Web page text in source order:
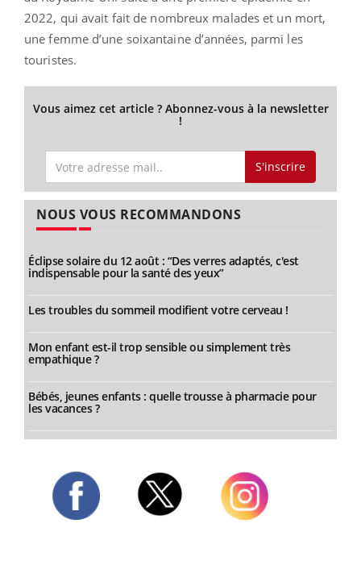
2022, qui avait fait de nombreux malades et un mort,
une femme d’une soixantaine d’années, parmi les
touristes.
Vous aimez cet article ? Abonnez-vous à la newsletter
!
S'inscrire
NOUS VOUS RECOMMANDONS
Éclipse solaire du 12 août : “Des verres adaptés, c'est
indispensable pour la santé des yeux”
Les troubles du sommeil modifient votre cerveau !
Mon enfant est-il trop sensible ou simplement très
empathique ?
Bébés, jeunes enfants : quelle trousse à pharmacie pour
les vacances ?